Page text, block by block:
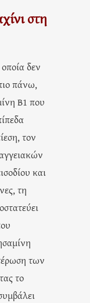
στη
δεν
πάνω,
Β1 που
τον
και
τη
των
το